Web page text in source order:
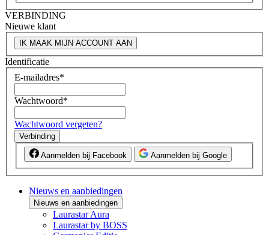
VERBINDING
Nieuwe klant
IK MAAK MIJN ACCOUNT AAN
Identificatie
E-mailadres*
Wachtwoord*
Wachtwoord vergeten?
Verbinding
Aanmelden bij Facebook Aanmelden bij Google
Nieuws en aanbiedingen
Nieuws en aanbiedingen
Laurastar Aura
Laurastar by BOSS